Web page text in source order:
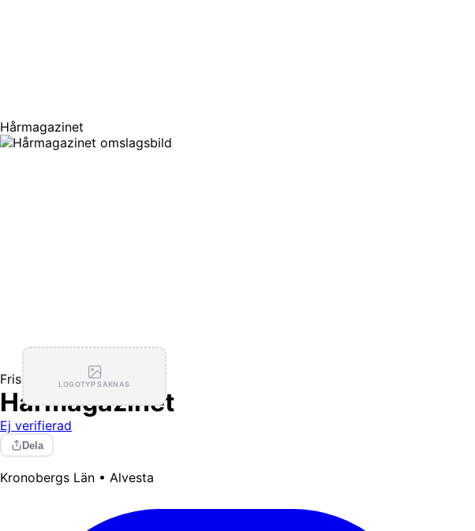
Hårmagazinet
LOGOTYP SAKNAS
Frisörer
Hårmagazinet
Ej verifierad
Dela
Kronobergs Län • Alvesta